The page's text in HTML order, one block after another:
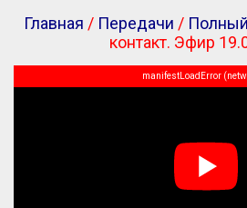
Главная / Передачи /
контакт. Эфир
manifestLoadError